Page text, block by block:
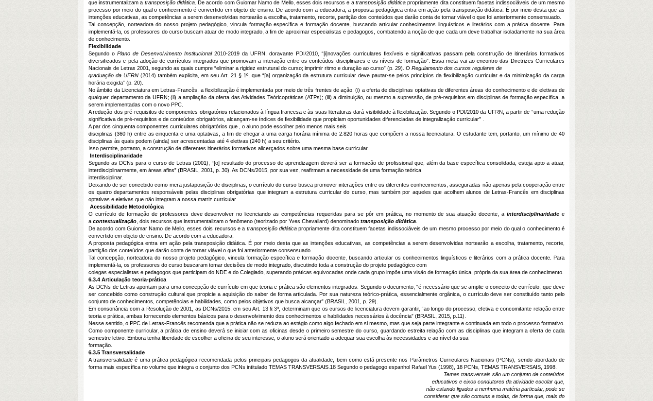
que instrumentalizam a transposição didática. De acordo com Guiomar Namo de Mello, esses dois recursos e a transposição didáticapropriamente dita constituem facetas indissociáveis de um mesmo
processo por meio do qual o conhecimento é convertido em objeto de ensino. De acordo com a educadora, a proposta pedagógica entra em ação pela transposição didática. É por meio desta que as
intenções educativas, as competências a serem desenvolvidas nortearão a escolha, tratamento, recorte, partição dos conteúdos que darão conta de tornar viável o que foi anteriormente consensuado.
Tal concepção, norteadora do nosso projeto pedagógico, vincula formação específica e formação docente, buscando articular conhecimentos linguísticos e literários com a prática docente. Para
implementá-la, os professores do curso buscam atuar de modo integrado, a fim de aproximar especialistas e pedagogos, combatendo a noção de que cada um deve trabalhar isoladamente na sua área
de conhecimento.
Flexibilidade
Segundo oPlano de Desenvolvimento Institucional2010-2019 da UFRN, doravante PDI/2010, “[i]novações curriculares flexíveis e significativas passam pela construção de itinerários formativos
diversificados e pela adoção de currículos integrados que promovam a interação entre os conteúdos disciplinares e os níveis de formação”. Essa meta vai ao encontro das Diretrizes Curriculares
Nacionais de Letras 2001, segundo as quais cumpre “eliminar a rigidez estrutural do curso; imprimir ritmo e duração ao curso” (p. 29). O Regulamento dos cursos regulares de
graduação da UFRN (2014) também explicita, em seu Art. 21 § 1º, que “[a] organização da estrutura curricular deve pautar-se pelos princípios da flexibilização curricular e da minimização da carga
horária exigida” (p. 20).
No âmbito da Licenciatura em Letras-Francês, a flexibilização é implementada por meio de três frentes de ação: (i) a oferta de disciplinas optativas de diferentes áreas do conhecimento e de eletivas de
qualquer departamento da UFRN; (ii) a ampliação da oferta das Atividades Teóricopráticas (ATPs); (iii) a diminuição, ou mesmo a supressão, de pré-requisitos em disciplinas de formação específica, a
serem implementadas com o novo PPC.
A redução dos pré-requisitos de componentes obrigatórios relacionados à língua francesa e às suas literaturas dará visibilidade à flexibilização. Segundo o PDI/2010 da UFRN, a partir de “uma redução
significativa de pré-requisitos e de conteúdos obrigatórios, alcançam-se índices de flexibilidade que propiciam oportunidades diferenciadas de integralização curricular” .
A par dos cinquenta componentes curriculares obrigatórios que , o aluno pode escolher pelo menos mais seis
disciplinas (360 h) entre as cinquenta e uma optativas, a fim de chegar a uma carga horária mínima de 2.820 horas que compõem a nossa licenciatura. O estudante tem, portanto, um mínimo de 40
disciplinas às quais podem (ainda) ser acrescentadas até 4 eletivas (240 h) a seu critério.
Isso permite, portanto, a construção de diferentes itinerários formativos alicerçados sobre uma mesma base curricular.
Interdisciplinaridade
Segundo as DCNs para o curso de Letras (2001), “[o] resultado do processo de aprendizagem deverá ser a formação de profissional que, além da base específica consolidada, esteja apto a atuar,
interdisciplinarmente, em áreas afins” (BRASIL, 2001, p. 30). As DCNs/2015, por sua vez, reafirmam a necessidade de uma formação teórica
interdisciplinar.
Deixando de ser concebido como mera justaposição de disciplinas, o currículo do curso busca promover interações entre os diferentes conhecimentos, asseguradas não apenas pela cooperação entre
os quatro departamentos responsáveis pelas disciplinas obrigatórias que integram a estrutura curricular do curso, mas também por aqueles que acolhem alunos de Letras-Francês em disciplinas
optativas e eletivas que não integram a nossa matriz curricular.
Acessibilidade Metodológica
O currículo de formação de professores deve desenvolver no licenciando as competências requeridas para se pôr em prática, no momento de sua atuação docente, ainterdisciplinaridadee
a contextualização , dois recursos que instrumentalizam o fenômeno (teorizado por Yves Chevallard) denominado transposição didática
De acordo com Guiomar Namo de Mello, esses dois recursos e a transposiçãodidáticapropriamente dita constituem facetas indissociáveis de um mesmo processo por meio do qual o conhecimento é
convertido em objeto de ensino. De acordo com a educadora,
A proposta pedagógica entra em ação pela transposição didática. É por meio desta que as intenções educativas, as competências a serem desenvolvidas nortearão a escolha, tratamento, recorte,
partição dos conteúdos que darão conta de tornar viável o que foi anteriormente consensuado.
Tal concepção, norteadora do nosso projeto pedagógico, vincula formação específica e formação docente, buscando articular os conhecimentos linguísticos e literários com a prática docente. Para
implementá-la, os professores do curso buscaram tomar decisões de modo integrado, discutindo toda a construção do projeto pedagógico com
colegas especialistas e pedagogos que participam do NDE e do Colegiado, superando práticas equivocadas onde cada grupo impõe uma visão de formação única, própria da sua área de conhecimento.
6.3.4 Articulação teoria-prática
As DCNs de Letras apontam para uma concepção de currículo em que teoria e prática são elementos integrados. Segundo o documento, “é necessário que se amplie o conceito de currículo, que deve
ser concebido como construção cultural que propicie a aquisição do saber de forma articulada. Por sua natureza teórico-prática, essencialmente orgânica, o currículo deve ser constituído tanto pelo
conjunto de conhecimentos, competências e habilidades, como pelos objetivos que busca alcançar” (BRASIL, 2001, p. 29).
Em consonância com a Resolução de 2001, as DCNs/2015, em seu Art. 13 § 3º, determinam que os cursos de licenciatura devem garantir, “ao longo do processo, efetiva e concomitante relação entre
teoria e prática, ambas fornecendo elementos básicos para o desenvolvimento dos conhecimentos e habilidades necessários à docência” (BRASIL, 2015, p.11).
Nesse sentido, o PPC de Letras-Francês recomenda que a prática não se reduza ao estágio como algo fechado em si mesmo, mas que seja parte integrante e continuada em todo o processo formativo.
Como componente curricular, a prática de ensino deverá se iniciar com as oficinas desde o primeiro semestre do curso, guardando estreita relação com as disciplinas que integram a oferta de cada
semestre letivo. Embora tenha liberdade de escolher a oficina de seu interesse, o aluno será orientado a adequar sua escolha às necessidades e ao nível da sua
formação.
6.3.5 Transversalidade
A transversalidade é uma prática pedagógica recomendada pelos principais pedagogos da atualidade, bem como está presente nos Parâmetros Curriculares Nacionais (PCNs), sendo abordado de
forma mais específica no volume que integra o conjunto dos PCNs intitulado TEMAS TRANSVERSAIS.18 Segundo o pedagogo espanhol Rafael Yus (1998), 18 PCNs, TEMAS TRANSVERSAIS, 1998.
Temas transversais são um conjunto de conteúdos
educativos e eixos condutores da atividade escolar que,
não estando ligados a nenhuma matéria particular, pode se
considerar que são comuns a todas, de forma que, mais do